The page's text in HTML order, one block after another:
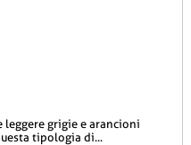
tipologia di...